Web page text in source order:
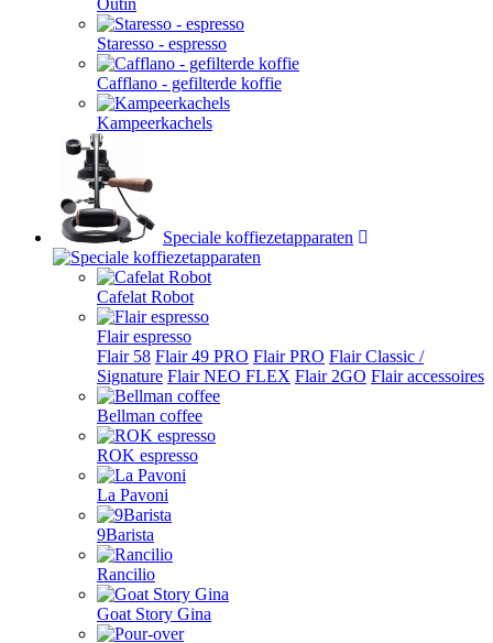
Outin
Staresso - espresso
Cafflano - gefilterde koffie
Kampeerkachels
Speciale koffiezetapparaten
Cafelat Robot
Flair espresso
Flair 58 Flair 49 PRO Flair PRO Flair Classic /
Signature Flair NEO FLEX Flair 2GO Flair accessoires
Bellman coffee
ROK espresso
La Pavoni
9Barista
Rancilio
Goat Story Gina